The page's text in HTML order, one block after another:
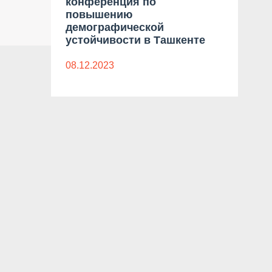
повышению
демографической
устойчивости в Ташкенте
08.12.2023